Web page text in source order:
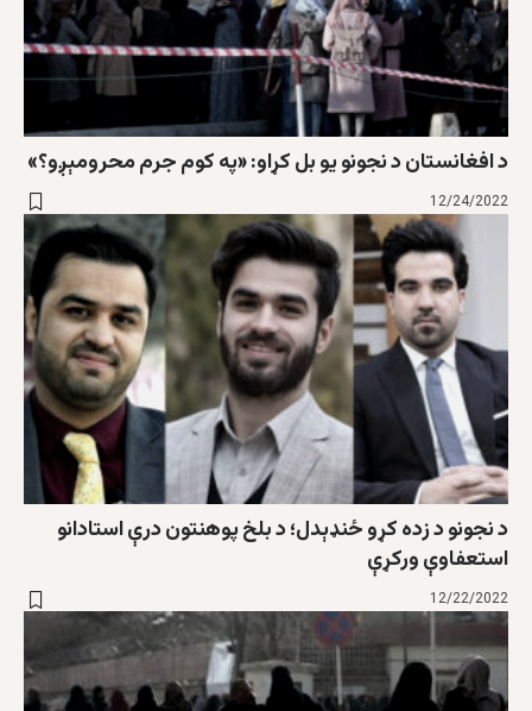
د افغانستان د نجونو يو بل کړاو: «په کوم جرم محرومېږو؟»
12/24/2022
د نجونو د زده کړو ځنډېدل؛ د بلخ پوهنتون درې استادانو
استعفاوې ورکړې
12/22/2022